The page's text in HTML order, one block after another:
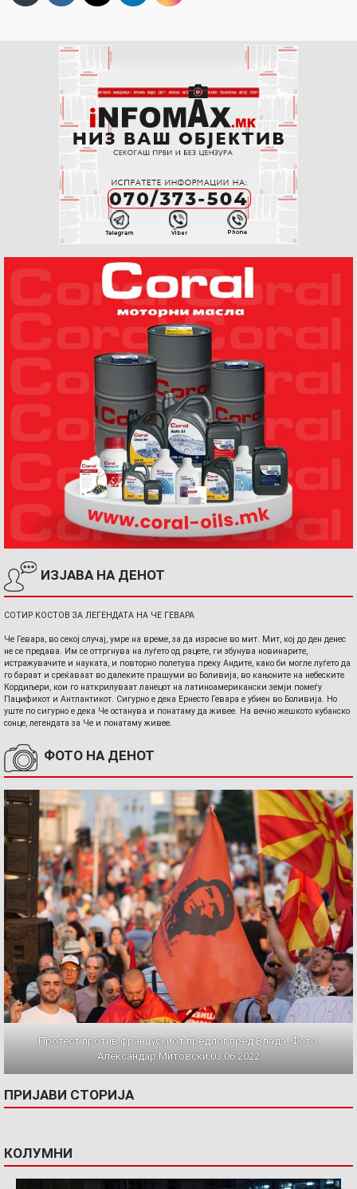
ИЗЈАВА НА ДЕНОТ
СОТИР КОСТОВ ЗА ЛЕГЕНДАТА НА ЧЕ ГЕВАРА
Че Гевара, во секој случај, умре на време, за да израсне во мит. Мит, кој до ден денес
не се предава. Им се оттргнува на луѓето од рацете, ги збунува новинарите,
истражувачите и науката, и повторно полетува преку Андите, како би могле луѓето да
го бараат и среќаваат во далеките прашуми во Боливија, во кањоните на небеските
Кордиљери, кои го наткрилуваат ланецот на латиноамерикански земји помеѓу
Пацификот и Антлантикот. Сигурно е дека Ернесто Гевара е убиен во Боливија. Но
уште по сигурно е дека Че останува и понатаму да живее. На вечно жешкото кубанско
сонце, легендата за Че и понатаму живее.
ФОТО НА ДЕНОТ
Протест против францускиот предлог пред Влада. Фото:
Александар Митовски,03.06.2022
ПРИЈАВИ СТОРИЈА
КОЛУМНИ